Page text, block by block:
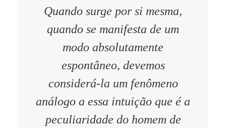
Quando surge por si mesma,
quando se manifesta de um
modo absolutamente
espontâneo, devemos
considerá-la um fenômeno
análogo a essa intuição que é a
peculiaridade do homem de